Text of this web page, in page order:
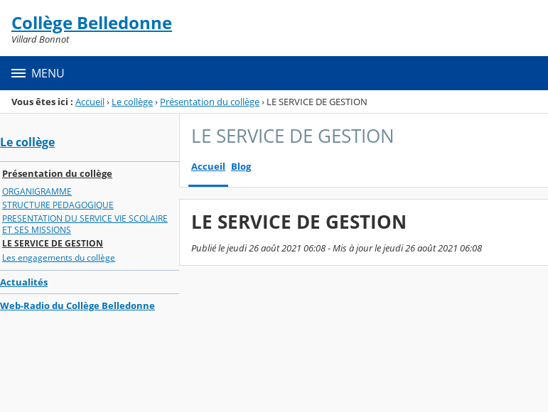
Menu de la rubrique
Contenu
Collège Belledonne
Villard Bonnot
MENU
Vous êtes ici : Accueil› Le collège› Présentation du collège› LE SERVICE DE GESTION
Le collège
Présentation du collège
ORGANIGRAMME
STRUCTURE PEDAGOGIQUE
PRESENTATION DU SERVICE VIE SCOLAIRE
ET SES MISSIONS
LE SERVICE DE GESTION
Les engagements du collège
Actualités
Web-Radio du Collège Belledonne
LE SERVICE DE GESTION
Accueil Blog
LE SERVICE DE GESTION
Publié le jeudi 26 août 2021 06:08 - Mis à jour le jeudi 26 août 2021 06:08